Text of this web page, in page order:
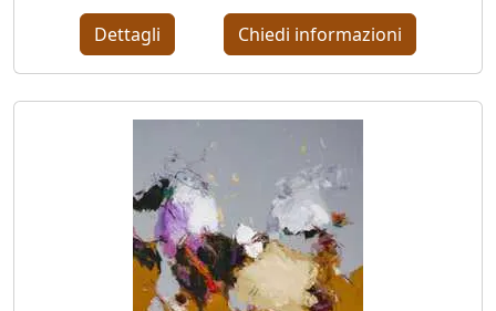
Di
Lorito
Lorella
Carlo
Fontana
Dettagli Chiedi informazioni